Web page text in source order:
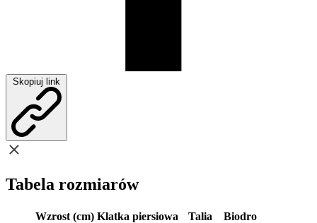
Skopiuj link
Tabela rozmiarów
Wzrost (cm) Klatka piersiowa Talia
Biodro